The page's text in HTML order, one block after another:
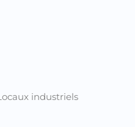
industriels